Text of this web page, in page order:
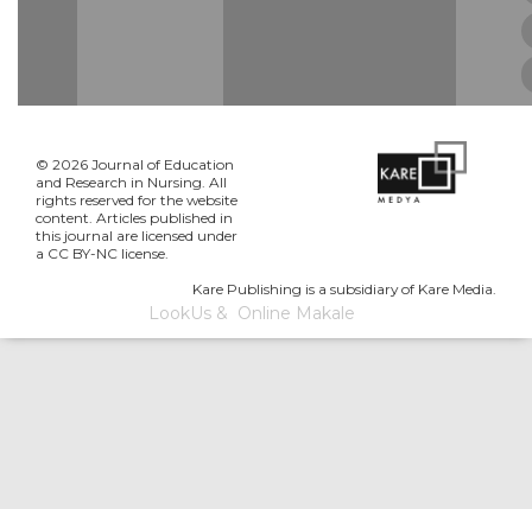
© 2026 Journal of Education
and Research in Nursing. All
rights reserved for the website
content. Articles published in
this journal are licensed under
a CC BY-NC license.
Kare Publishing is a subsidiary of Kare Media.
LookUs& Online Makale